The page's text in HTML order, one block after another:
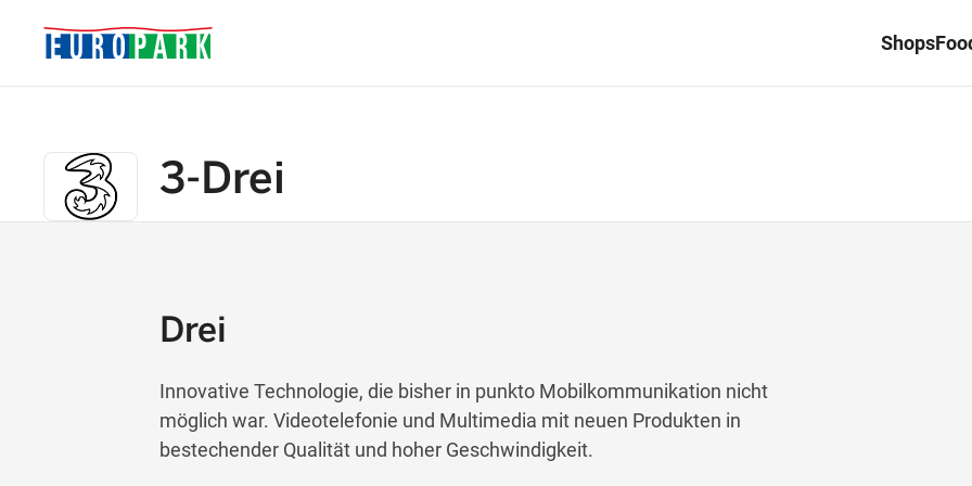
Shops
3-Drei
Drei
Innovative Technologie, die bisher in punkto Mobilkommunikation nicht
möglich war. Videotelefonie und Multimedia mit neuen Produkten in
bestechender Qualität und hoher Geschwindigkeit.